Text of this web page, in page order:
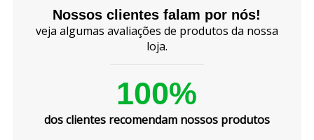
Nossos clientes falam por nós!
veja algumas avaliações de produtos da nossa
loja.
100%
dos clientes recomendam nossos produtos